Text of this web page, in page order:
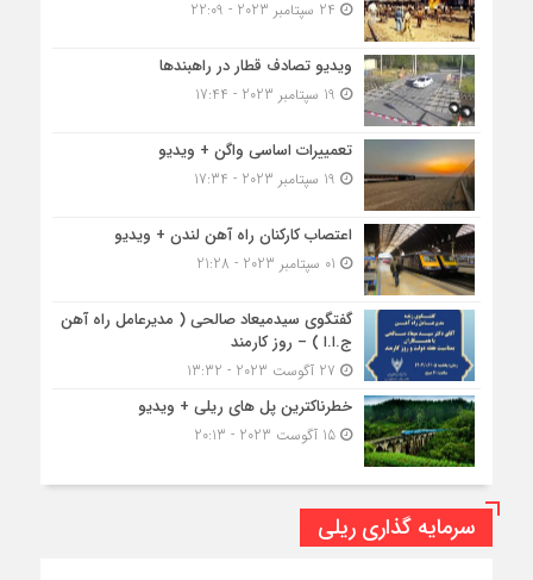
ویدیو تصادف قطار در راهبندها
تعمییرات اساسی واگن + ویدیو
اعتصاب کارکنان راه آهن لندن + ویدیو
گفتگوی سیدمیعاد صالحی ( مدیرعامل راه آهن
ج.ا.ا ) – روز کارمند
خطرناکترین پل های ریلی + ویدیو
15 آگوست 2023 - 20:13
سرمایه گذاری ریلی